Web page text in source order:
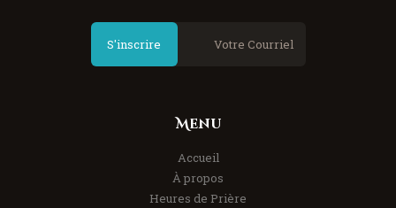
S'inscrire
Menu
Accueil
À propos
Heures de Prière